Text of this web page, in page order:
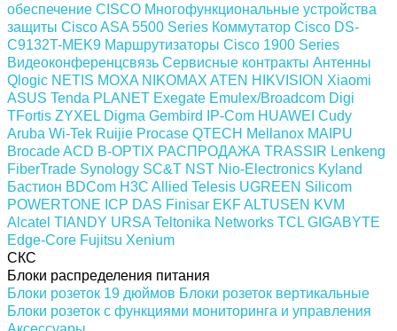
обеспечение СISCO Многофункциональные устройства
защиты Cisco ASA 5500 Series Коммутатор Cisco DS-
C9132T-MEK9 Маршрутизаторы Cisco 1900 Series
Видеоконференцсвязь Сервисные контракты Антенны
Qlogic NETIS MOXA NIKOMAX ATEN HIKVISION Xiaomi
ASUS Tenda PLANET Exegate Emulex/Broadcom Digi
TFortis ZYXEL Digma Gembird IP-Com HUAWEI Cudy
Aruba Wi-Tek Ruijie Procase QTECH Mellanox MAIPU
BrocadeACD B-OPTIX РАСПРОДАЖА TRASSIR Lenkeng
FiberTrade Synology SC&T NST Nio-Electronics Kyland
Бастион BDCom H3C Allied Telesis UGREEN Silicom
POWERTONE ICP DAS Finisar EKFALTUSEN KVM
Alcatel TIANDY URSA Teltonika Networks TCL GIGABYTE
Edge-Core Fujitsu Xenium
СКС
Блоки распределения питания
Блоки розеток 19 дюймов Блоки розеток вертикальные
Блоки розеток с функциями мониторинга и управления